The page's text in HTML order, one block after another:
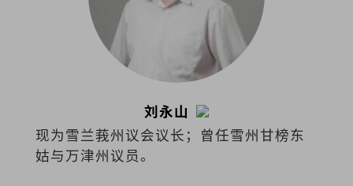
刘永山
现为雪兰莪州议会议长；曾任雪州甘榜东
姑与万津州议员。